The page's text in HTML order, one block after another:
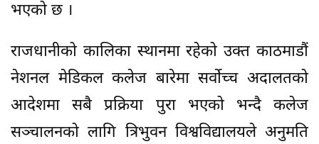
भएको छ ।
राजधानीको कालिका स्थानमा रहेको उक्त काठमाडौं
नेशनल मेडिकल कलेज बारेमा सर्वोच्च अदालतको
आदेशमा सबै प्रक्रिया पुरा भएको भन्दै कलेज
सञ्चालनको लागि त्रिभुवन विश्वविद्यालयले अनुमति